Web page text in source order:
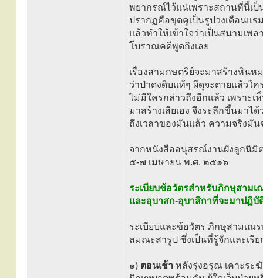
พยากรณ์ไว้แน่เพราะสถานที่นี้เ
ปรากฏคือขุดคูเป็นรูปวงเดือนแ
แล้วทำให้เข้าใจว่าเป็นสนามเพ
โบราณคดีพูดถึงเลย
เรื่องสามกษตริย์จะมาสร้างหินห
ว่าป่าดงดิบแท้ๆ ผีดุจะตายแล้วใ
ไม่มีใครกล่าวถึงอีกแล้ว เพราะเ
มาสร้างเสียเอง จึงระลึกขึ้นมา
ถึงเวลาของมันแล้ว ความจริงมั
จากหนังสืออนุสรณ์งานฝังลูกนิมิ
๕-๗ เมษายน พ.ศ. ๒๕๑๖
ระเบียบข้อวัตรสำหรับภิกษุสามเ
และอุบาสก-อุบาสิกาที่จะมาปฏิบั
ระเบียบและข้อวัตร ภิกษุสามเณ
สมณะสารูป ซึ่งเป็นที่รู้จักและเรี
๑) ตอนเช้า หลังรุ่งอรุณ เคาะระ